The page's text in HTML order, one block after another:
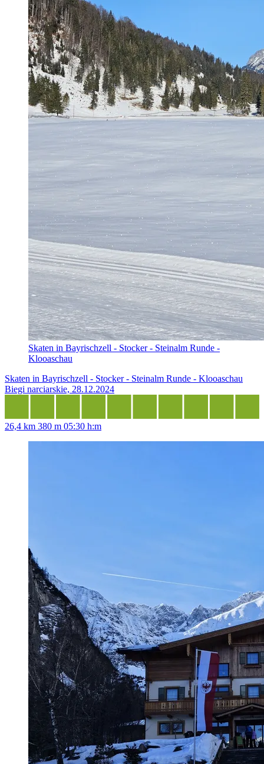
Skaten in Bayrischzell - Stocker - Steinalm Runde -
Klooaschau
Skaten in Bayrischzell - Stocker - Steinalm Runde - Klooaschau
Biegi narciarskie, 28.12.2024
26,4 km 380 m 05:30 h:m